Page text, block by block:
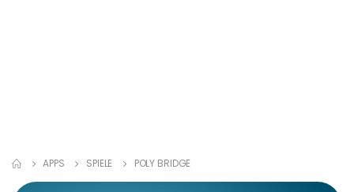
APPS SPIELE POLY BRIDGE